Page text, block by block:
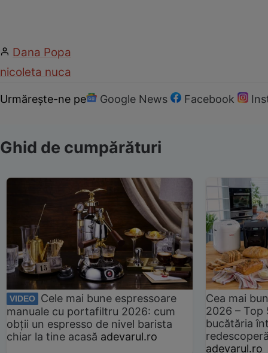
Dana Popa
nicoleta nuca
Urmărește-ne pe Google News Facebook
Ghid de cumpărături
VIDEO
Cele mai bune espressoare
manuale cu portafiltru 2026: cum
obții un espresso de nivel barista
chiar la tine acasă adevarul.ro
Cea mai
2026 –
bucătăria
adevarul.ro